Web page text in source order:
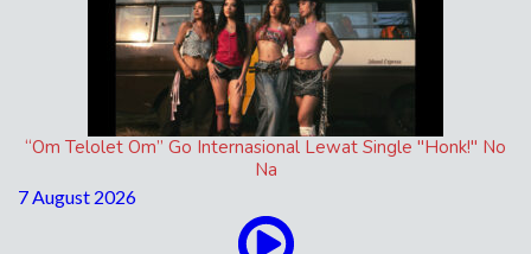
“Om Telolet Om” Go Internasional Lewat Single "Honk!" No
Na
7 August 2026